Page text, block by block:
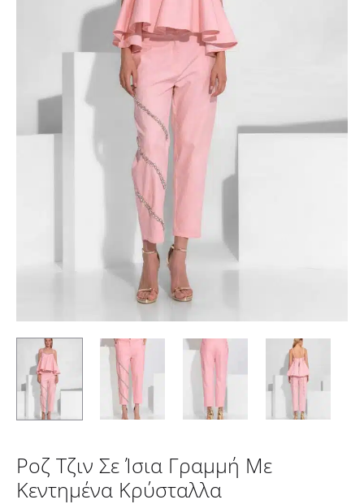
Ροζ Τζιν Σε Ίσια Γραμμή Με
Κεντημένα Κρύσταλλα